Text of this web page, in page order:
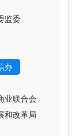
监委
办
业联合会
和改革局